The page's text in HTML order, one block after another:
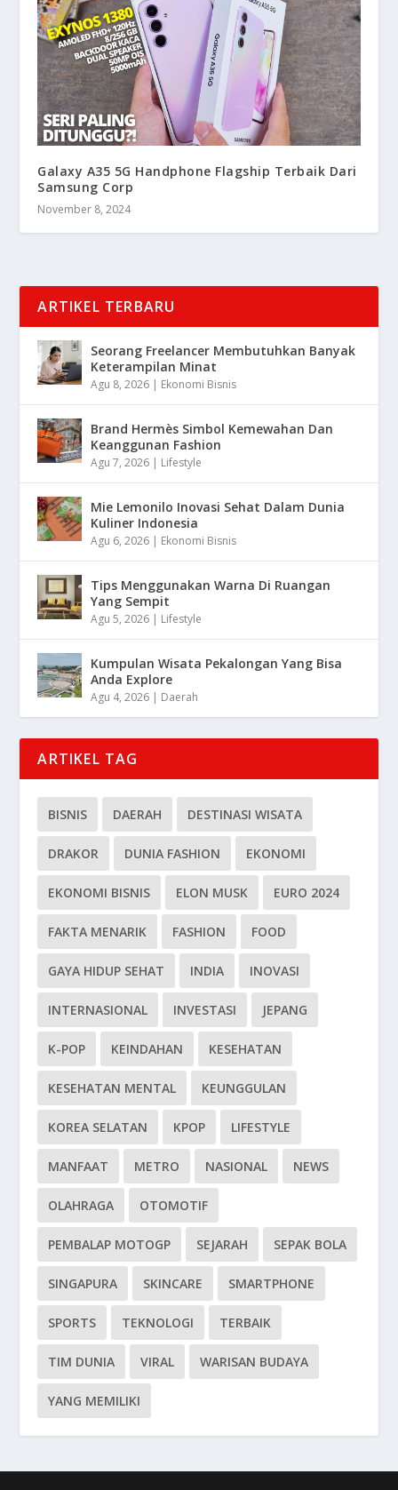
Galaxy A35 5G Handphone Flagship Terbaik Dari
Samsung Corp
November 8, 2024
ARTIKEL TERBARU
Seorang Freelancer Membutuhkan Banyak
Keterampilan Minat
Agu 8, 2026 | Ekonomi Bisnis
Brand Hermès Simbol Kemewahan Dan
Keanggunan Fashion
Agu 7, 2026 | Lifestyle
Mie Lemonilo Inovasi Sehat Dalam Dunia
Kuliner Indonesia
Agu 6, 2026 | Ekonomi Bisnis
Tips Menggunakan Warna Di Ruangan
Yang Sempit
Agu 5, 2026 | Lifestyle
Kumpulan Wisata Pekalongan Yang Bisa
Anda Explore
Agu 4, 2026 | Daerah
ARTIKEL TAG
BISNIS DAERAH DESTINASI WISATA
DRAKOR DUNIA FASHION EKONOMI
EKONOMI BISNIS ELON MUSK EURO 2024
FAKTA MENARIK FASHION FOOD
GAYA HIDUP SEHAT INDIA INOVASI
INTERNASIONAL INVESTASI JEPANG
K-POP KEINDAHAN KESEHATAN
KESEHATAN MENTAL KEUNGGULAN
KOREA SELATAN KPOP LIFESTYLE
MANFAAT METRO NASIONAL NEWS
OLAHRAGA OTOMOTIF
PEMBALAP MOTOGP SEJARAH SEPAK BOLA
SINGAPURA SKINCARE SMARTPHONE
SPORTS TEKNOLOGI TERBAIK
TIM DUNIA VIRAL WARISAN BUDAYA
YANG MEMILIKI